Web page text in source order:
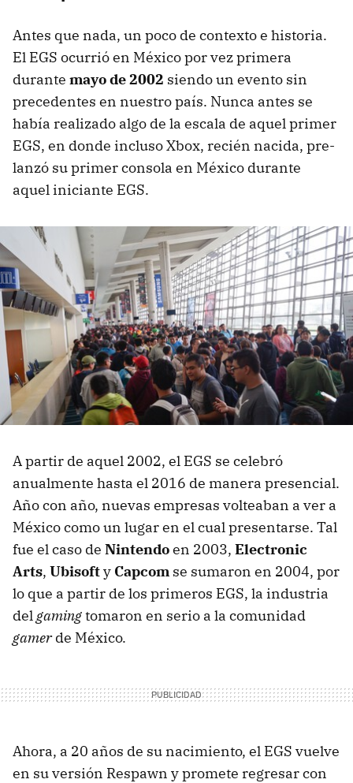
Antes que nada, un poco de contexto e historia.
El EGS ocurrió en México por vez primera
durante mayo de 2002 siendo un evento sin
precedentes en nuestro país. Nunca antes se
había realizado algo de la escala de aquel primer
EGS, en donde incluso Xbox, recién nacida, pre-
lanzó su primer consola en México durante
aquel iniciante EGS.
A partir de aquel 2002, el EGS se celebró
anualmente hasta el 2016 de manera presencial.
Año con año, nuevas empresas volteaban a ver a
México como un lugar en el cual presentarse. Tal
fue el caso de Nintendoen 2003, Electronic
Arts, Ubisofty Capcom se sumaron en 2004, por
lo que a partir de los primeros EGS, la industria
delgamingtomaron en serio a la comunidad
gamerde México.
Ahora, a 20 años de su nacimiento, el EGS vuelve
en su versión Respawn y promete regresar con